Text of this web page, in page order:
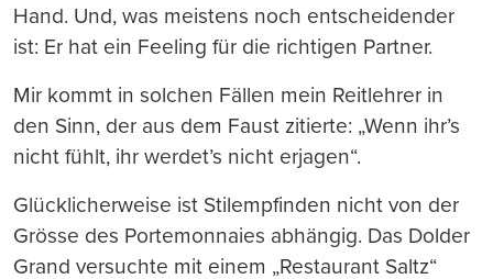
Hand. Und, was meistens noch entscheidender
ist: Er hat ein Feeling für die richtigen Partner.
Mir kommt in solchen Fällen mein Reitlehrer in
den Sinn, der aus dem Faust zitierte: „Wenn ihr’s
nicht fühlt, ihr werdet’s nicht erjagen“.
Glücklicherweise ist Stilempfinden nicht von der
Grösse des Portemonnaies abhängig. Das Dolder
Grand versuchte mit einem „Restaurant Saltz“